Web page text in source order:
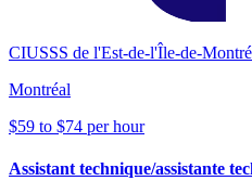
CIUSSS de l'Est-de-l'Île-de-
Montréal
$59 to $74 per hour
Assistant technique/assistante